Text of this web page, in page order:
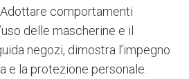
comportamenti
delle mascherine e il
negozi, dimostra l’impegno
e la protezione personale.